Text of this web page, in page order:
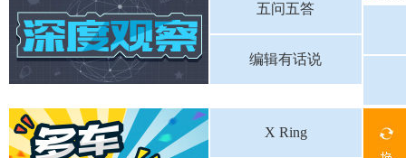
五问五答
编辑有话说
X Ring